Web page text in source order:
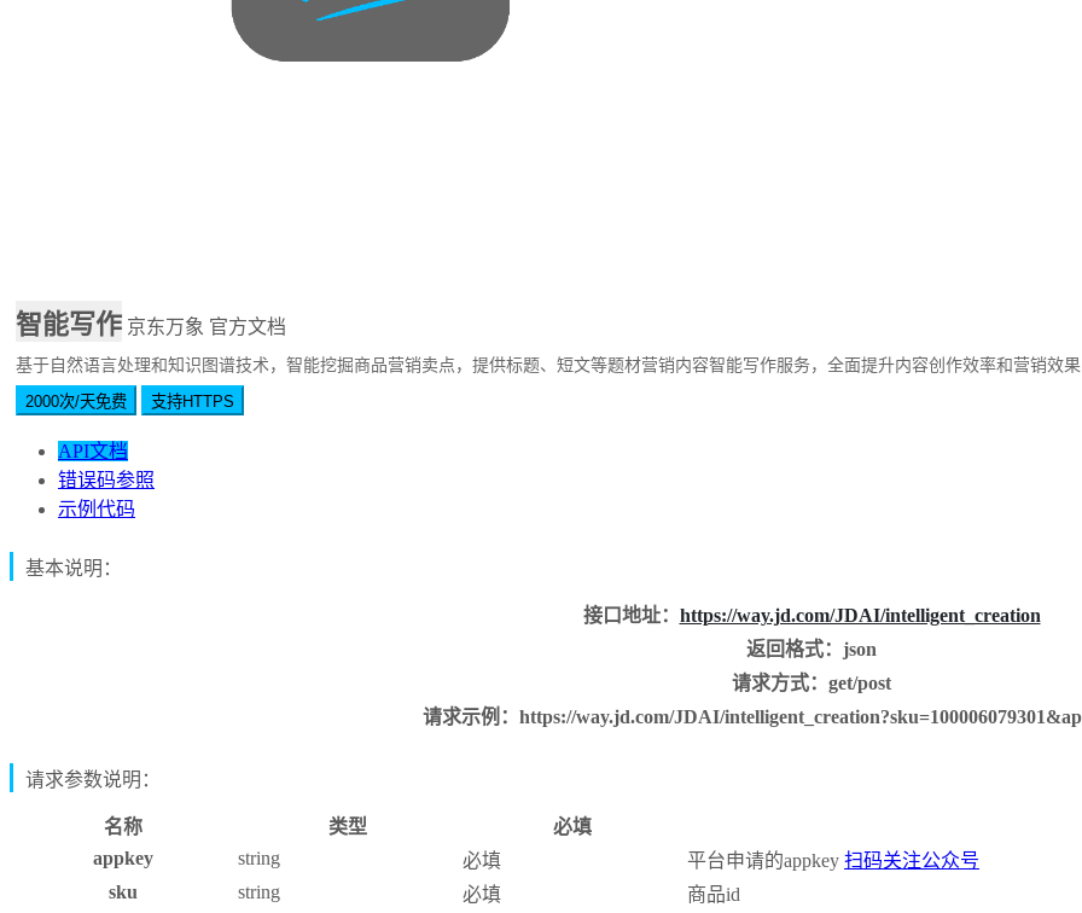
智能写作 京东万象 官方文档
基于自然语言处理和知识图谱技术，智能挖掘商品营销卖点，提供标题、短文等题材营销内容智能写作服务，全面提升内容创作效率和营销效果
2000次/天免费
支持HTTPS
API文档
错误码参照
示例代码
基本说明：
接口地址： https://way.jd.com/JDAI/intelligent_creation
返回格式：json
请求方式：get/post
请求示例：https://way.jd.com/JDAI/
请求参数说明：
名称 类型
必填
appkey
string 必填 平台申请的appkey 扫码关注公众号
sku
string 必填 商品id